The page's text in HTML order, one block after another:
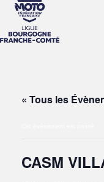
« Tous les
CASM